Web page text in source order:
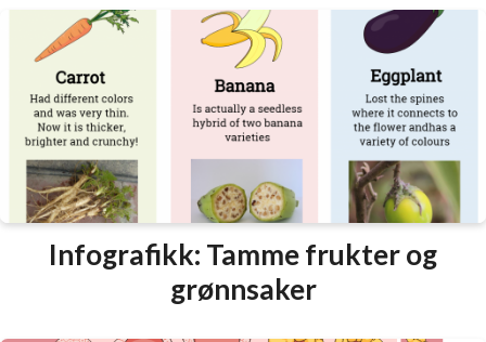
Infografikk: Tamme frukter og
grønnsaker